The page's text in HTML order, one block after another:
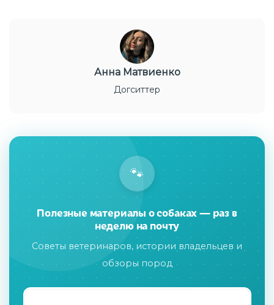
Анна Матвиенко
Догситтер
🐾
Полезные материалы о собаках — раз в
неделю на почту
Советы ветеринаров, истории владельцев и
обзоры пород